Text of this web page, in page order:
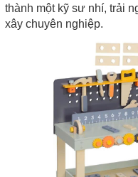
thành một kỹ sư nhí, trải
xây chuyên nghiệp.